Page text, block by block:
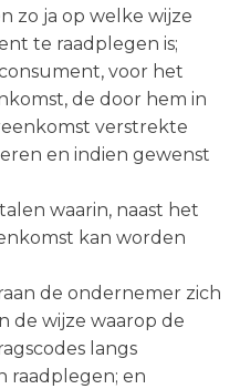
zo ja op welke wijze
te raadplegen is;
voor het
de door hem in
verstrekte
en indien gewenst
waarin, naast het
kan worden
de ondernemer zich
de wijze waarop de
langs
raadplegen; en